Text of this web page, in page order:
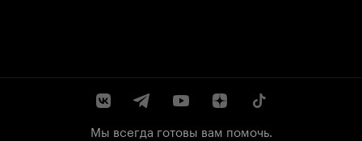
Мы всегда готовы вам помочь.